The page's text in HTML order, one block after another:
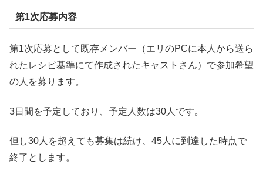
第1次応募内容
第1次応募として既存メンバー（エリのPCに本人から送ら
れたレシピ基準にて作成されたキャストさん）で参加希望
の人を募ります。
3日間を予定しており、予定人数は30人です。
但し30人を超えても募集は続け、45人に到達した時点で
終了とします。